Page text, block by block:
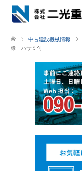
中古建設機械情報
様 ハサミ付